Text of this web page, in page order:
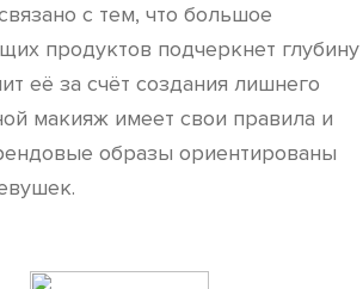
с тем, что большое
продуктов подчеркнет глубину
её за счёт создания лишнего
макияж имеет свои правила и
образы ориентированы